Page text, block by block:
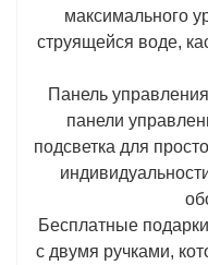
максимального
струящейся воде,
Панель
панели
подсветка для
Бесплатные
с двумя ручками,